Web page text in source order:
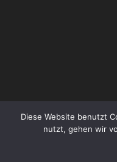
Designed by
Diese Website benutzt
nutzt, gehen wir